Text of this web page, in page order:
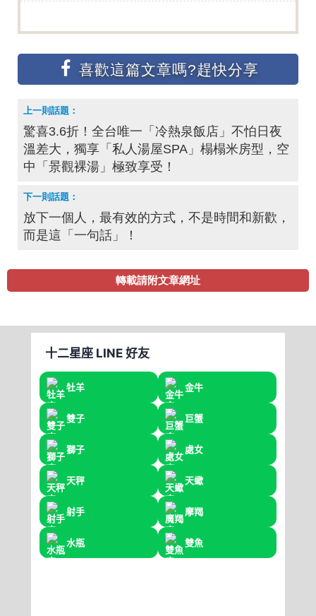
驚喜3.6折！全台唯一「冷熱泉飯店」不怕日夜
溫差大，獨享「私人湯屋SPA」榻榻米房型，空
中「景觀裸湯」極致享受！
放下一個人，最有效的方式，不是時間和新歡，
而是這「一句話」！
轉載請附文章網址